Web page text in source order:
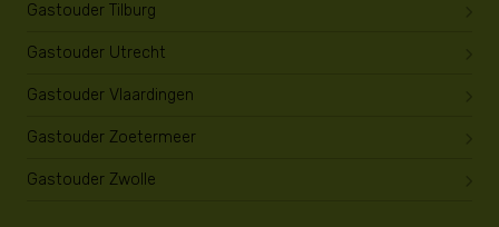
Gastouder Tilburg
Gastouder Utrecht
Gastouder Vlaardingen
Gastouder Zoetermeer
Gastouder Zwolle